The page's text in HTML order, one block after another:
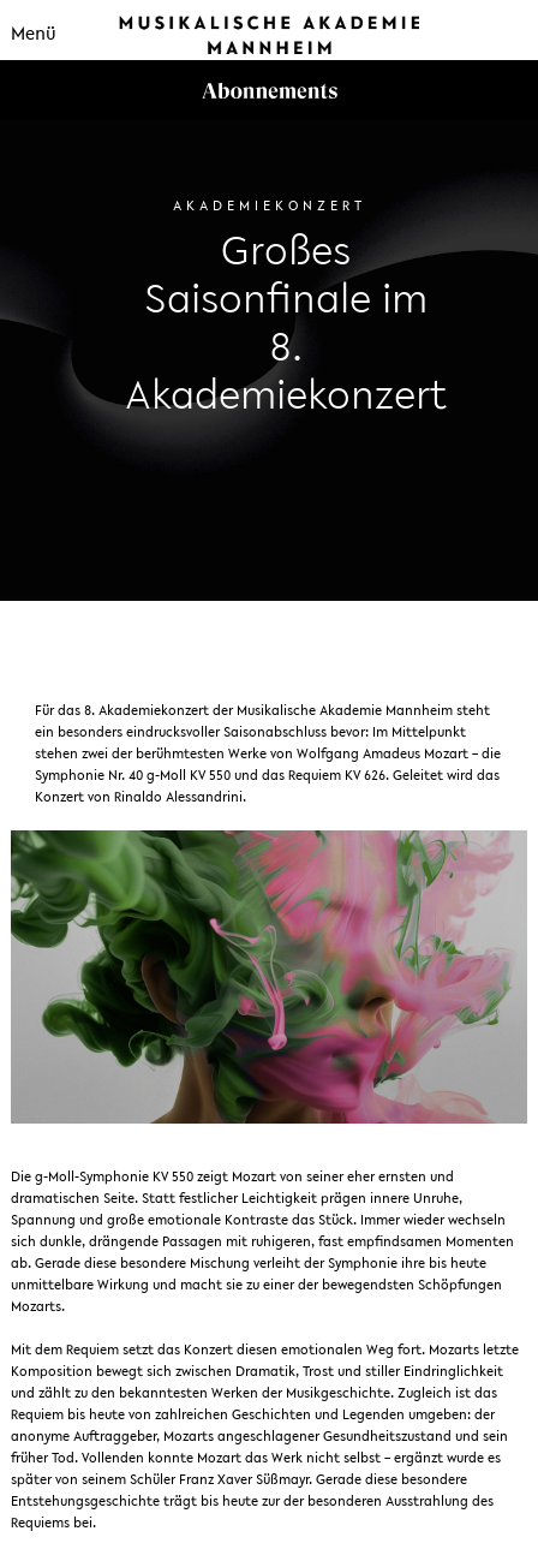
Menü
AKADEMIEKONZERT
Großes
Saisonfinale im
8.
Akademiekonzert
Für das 8. Akademiekonzert der Musikalische Akademie Mannheim steht
ein besonders eindrucksvoller Saisonabschluss bevor: Im Mittelpunkt
stehen zwei der berühmtesten Werke von Wolfgang Amadeus Mozart – die
Symphonie Nr. 40 g-Moll KV 550 und das Requiem KV 626. Geleitet wird das
Konzert von Rinaldo Alessandrini.
Die g-Moll-Symphonie KV 550 zeigt Mozart von seiner eher ernsten und
dramatischen Seite. Statt festlicher Leichtigkeit prägen innere Unruhe,
Spannung und große emotionale Kontraste das Stück. Immer wieder wechseln
sich dunkle, drängende Passagen mit ruhigeren, fast empfindsamen Momenten
ab. Gerade diese besondere Mischung verleiht der Symphonie ihre bis heute
unmittelbare Wirkung und macht sie zu einer der bewegendsten Schöpfungen
Mozarts.
Mit dem Requiem setzt das Konzert diesen emotionalen Weg fort. Mozarts letzte
Komposition bewegt sich zwischen Dramatik, Trost und stiller Eindringlichkeit
und zählt zu den bekanntesten Werken der Musikgeschichte. Zugleich ist das
Requiem bis heute von zahlreichen Geschichten und Legenden umgeben: der
anonyme Auftraggeber, Mozarts angeschlagener Gesundheitszustand und sein
früher Tod. Vollenden konnte Mozart das Werk nicht selbst – ergänzt wurde es
später von seinem Schüler Franz Xaver Süßmayr. Gerade diese besondere
Entstehungsgeschichte trägt bis heute zur der besonderen Ausstrahlung des
Requiems bei.